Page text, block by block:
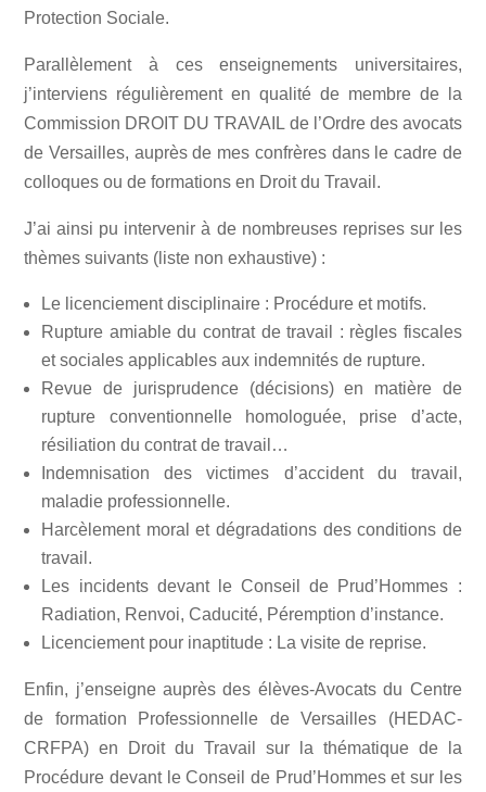
Protection Sociale.
Parallèlement à ces enseignements universitaires,
j’interviens régulièrement en qualité de membre de la
Commission DROIT DU TRAVAIL de l’Ordre des avocats
de Versailles, auprès de mes confrères dans le cadre de
colloques ou de formations en Droit du Travail.
J’ai ainsi pu intervenir à de nombreuses reprises sur les
thèmes suivants (liste non exhaustive) :
Le licenciement disciplinaire : Procédure et motifs.
Rupture amiable du contrat de travail : règles fiscales
et sociales applicables aux indemnités de rupture.
Revue de jurisprudence (décisions) en matière de
rupture conventionnelle homologuée, prise d’acte,
résiliation du contrat de travail…
Indemnisation des victimes d’accident du travail,
maladie professionnelle.
Harcèlement moral et dégradations des conditions de
travail.
Les incidents devant le Conseil de Prud’Hommes :
Radiation, Renvoi, Caducité, Péremption d’instance.
Licenciement pour inaptitude : La visite de reprise.
Enfin, j’enseigne auprès des élèves-Avocats du Centre
de formation Professionnelle de Versailles (HEDAC-
CRFPA) en Droit du Travail sur la thématique de la
Procédure devant le Conseil de Prud’Hommes et sur les